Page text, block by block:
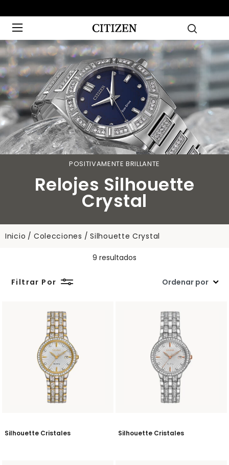
POSITIVAMENTE BRILLANTE
Relojes Silhouette
Crystal
Inicio Colecciones Silhouette Crystal
9 resultados
Filtrar Por
Silhouette Cristales Silhouette Cristales